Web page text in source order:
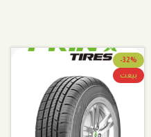
-32%
بيعت